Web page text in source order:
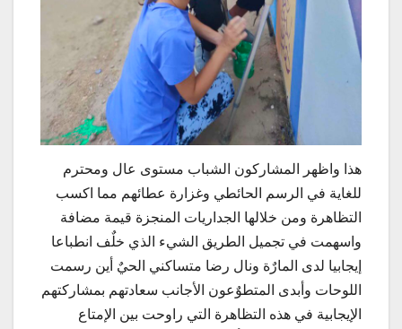
هذا واظهر المشاركون الشباب مستوى عال ومحترم
للغاية في الرسم الحائطي وغزارة عطائهم مما اكسب
التظاهرة ومن خلالها الجداريات المنجزة قيمة مضافة
واسهمت في تجميل الطريق الشيء الذي خلٌف انطباعا
إيجابيا لدى المارٌة ونال رضا متساكني الحيٌ أين رسمت
اللوحات وأبدى المتطوٌعون الأجانب سعادتهم بمشاركتهم
الإيجابية في هذه التظاهرة التي راوحت بين الإمتاع